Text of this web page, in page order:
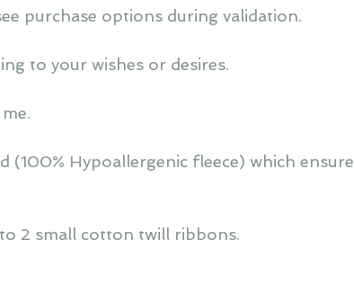
purchase options during validation.
to your wishes or desires.
(100% Hypoallergenic fleece) which ensure
2 small cotton twill ribbons.